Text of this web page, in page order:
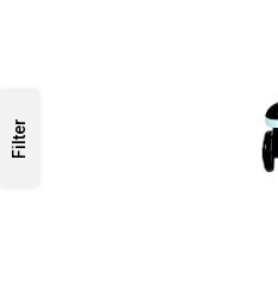
Filter